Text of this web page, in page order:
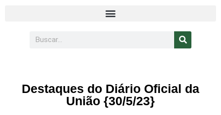
Destaques do Diário Oficial da
União {30/5/23}